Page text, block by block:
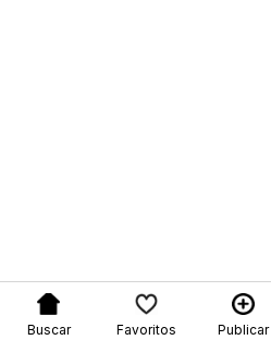
Buscar Favoritos Publicar